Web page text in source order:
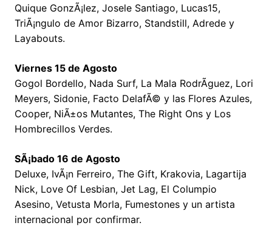
Quique GonzÃ¡lez, Josele Santiago, Lucas15,
TriÃ¡ngulo de Amor Bizarro, Standstill, Adrede y
Layabouts.
Viernes 15 de Agosto
Gogol Bordello, Nada Surf, La Mala RodrÃ­guez, Lori
Meyers, Sidonie, Facto DelafÃ© y las Flores Azules,
Cooper, NiÃ±os Mutantes, The Right Ons y Los
Hombrecillos Verdes.
SÃ¡bado 16 de Agosto
Deluxe, IvÃ¡n Ferreiro, The Gift, Krakovia, Lagartija
Nick, Love Of Lesbian, Jet Lag, El Columpio
Asesino, Vetusta Morla, Fumestones y un artista
internacional por confirmar.